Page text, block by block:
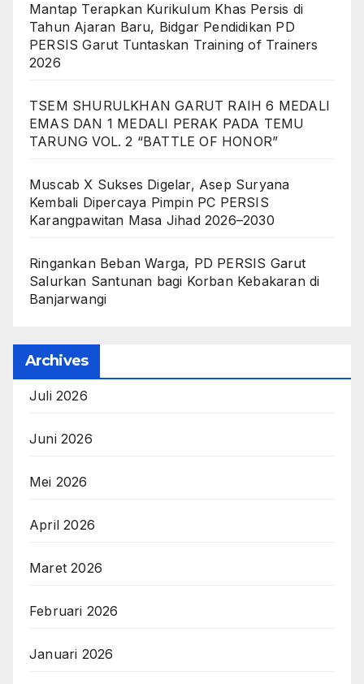
Mantap Terapkan Kurikulum Khas Persis di
Tahun Ajaran Baru, Bidgar Pendidikan PD
PERSIS Garut Tuntaskan Training of Trainers
2026
TSEM SHURULKHAN GARUT RAIH 6 MEDALI
EMAS DAN 1 MEDALI PERAK PADA TEMU
TARUNG VOL. 2 “BATTLE OF HONOR”
Muscab X Sukses Digelar, Asep Suryana
Kembali Dipercaya Pimpin PC PERSIS
Karangpawitan Masa Jihad 2026–2030
Ringankan Beban Warga, PD PERSIS Garut
Salurkan Santunan bagi Korban Kebakaran di
Banjarwangi
Archives
Juli 2026
Juni 2026
Mei 2026
April 2026
Maret 2026
Februari 2026
Januari 2026